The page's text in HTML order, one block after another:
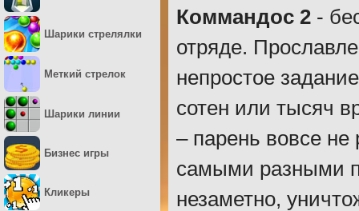
Коммандос 2 -
отряде.
непростое
сотен или тысяч
– парень вовсе не
самыми разными
незаметно,
Шарики стрелялки
Меткий стрелок
Шарики линии
Бизнес игры
Кликеры